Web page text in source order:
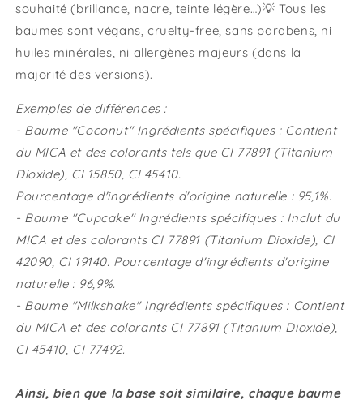
souhaité (brillance, nacre, teinte légère…)💡 Tous les
baumes sont végans, cruelty-free, sans parabens, ni
huiles minérales, ni allergènes majeurs (dans la
majorité des versions).
Exemples de différences :
- Baume "Coconut" Ingrédients spécifiques : Contient
du MICA et des colorants tels que CI 77891 (Titanium
Dioxide), CI 15850, CI 45410.
Pourcentage d'ingrédients d'origine naturelle : 95,1%.
- Baume "Cupcake" Ingrédients spécifiques : Inclut du
MICA et des colorants CI 77891 (Titanium Dioxide), CI
42090, CI 19140. Pourcentage d'ingrédients d'origine
naturelle : 96,9%.
- Baume "Milkshake" Ingrédients spécifiques : Contient
du MICA et des colorants CI 77891 (Titanium Dioxide),
CI 45410, CI 77492.
Ainsi, bien que la base soit similaire, chaque baume